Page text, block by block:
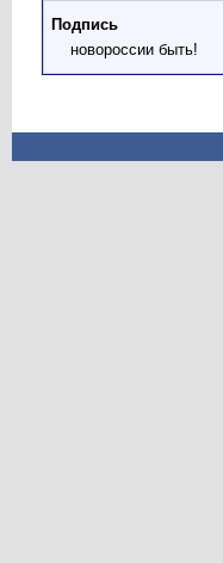
Подпись
новороссии быть!